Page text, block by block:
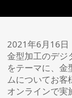
2021年6月16日
金型加工のデジ
をテーマに、金
ムについてお客
オンラインで実